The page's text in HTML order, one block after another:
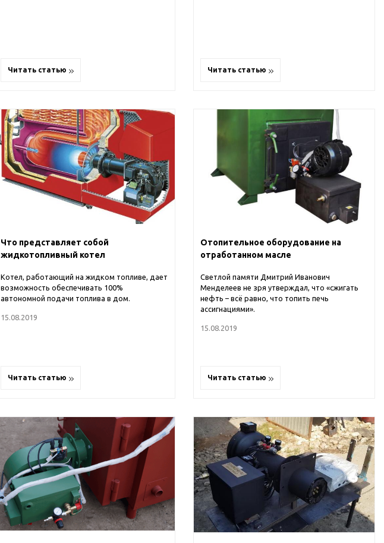
Читать статью Читать статью
Что представляет собой
жидкотопливный котел
Котел, работающий на жидком топливе, дает
возможность обеспечивать 100%
автономной подачи топлива в дом.
15.08.2019
Читать статью
Отопительное оборудование на
отработанном масле
Светлой памяти Дмитрий Иванович
Менделеев не зря утверждал, что «сжигать
нефть – всё равно, что топить печь
ассигнациями».
15.08.2019
Читать статью